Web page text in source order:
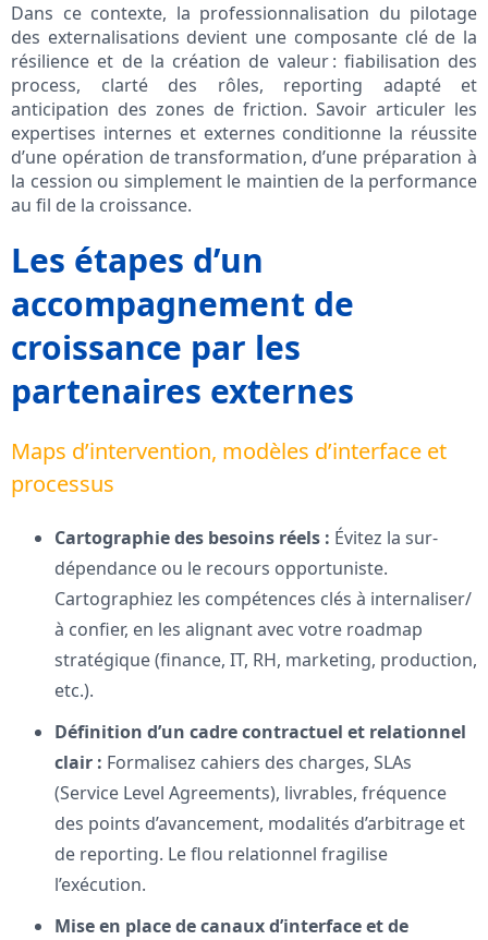
Dans ce contexte, la professionnalisation du pilotage
des externalisations devient une composante clé de la
résilience et de la création de valeur : fiabilisation des
process, clarté des rôles, reporting adapté et
anticipation des zones de friction. Savoir articuler les
expertises internes et externes conditionne la réussite
d’une opération de transformation, d’une préparation à
la cession ou simplement le maintien de la performance
au fil de la croissance.
Les étapes d’un
accompagnement de
croissance par les
partenaires externes
Maps d’intervention, modèles d’interface et
processus
Cartographie des besoins réels : Évitez la sur-
dépendance ou le recours opportuniste.
Cartographiez les compétences clés à internaliser/
à confier, en les alignant avec votre roadmap
stratégique (finance, IT, RH, marketing, production,
etc.).
Définition d’un cadre contractuel et relationnel
clair : Formalisez cahiers des charges, SLAs
(Service Level Agreements), livrables, fréquence
des points d’avancement, modalités d’arbitrage et
de reporting. Le flou relationnel fragilise
l’exécution.
Mise en place de canaux d’interface et de